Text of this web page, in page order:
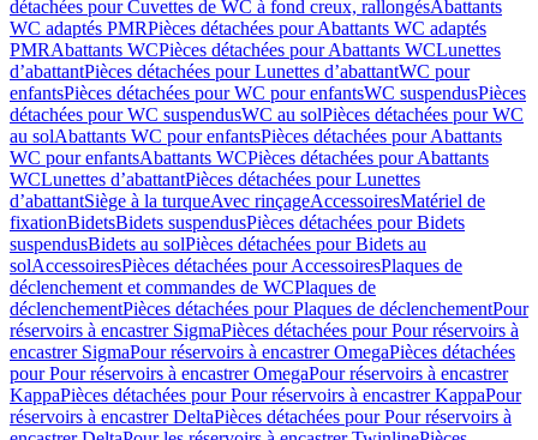
détachées pour Cuvettes de WC à fond creux, rallongésAbattants
WC adaptés PMRPièces détachées pour Abattants WC adaptés
PMRAbattants WCPièces détachées pour Abattants WCLunettes
d’abattantPièces détachées pour Lunettes d’abattantWC pour
enfantsPièces détachées pour WC pour enfantsWC suspendusPièces
détachées pour WC suspendusWC au solPièces détachées pour WC
au solAbattants WC pour enfantsPièces détachées pour Abattants
WC pour enfantsAbattants WCPièces détachées pour Abattants
WCLunettes d’abattantPièces détachées pour Lunettes
d’abattantSiège à la turqueAvec rinçageAccessoiresMatériel de
fixationBidetsBidets suspendusPièces détachées pour Bidets
suspendusBidets au solPièces détachées pour Bidets au
solAccessoiresPièces détachées pour AccessoiresPlaques de
déclenchement et commandes de WCPlaques de
déclenchementPièces détachées pour Plaques de déclenchementPour
réservoirs à encastrer SigmaPièces détachées pour Pour réservoirs à
encastrer SigmaPour réservoirs à encastrer OmegaPièces détachées
pour Pour réservoirs à encastrer OmegaPour réservoirs à encastrer
KappaPièces détachées pour Pour réservoirs à encastrer KappaPour
réservoirs à encastrer DeltaPièces détachées pour Pour réservoirs à